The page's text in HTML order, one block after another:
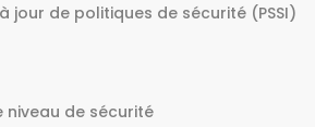
jour de politiques de sécurité (PSSI)
niveau de sécurité